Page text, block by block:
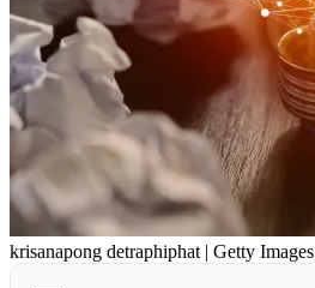
krisanapong detraphiphat | Getty Images